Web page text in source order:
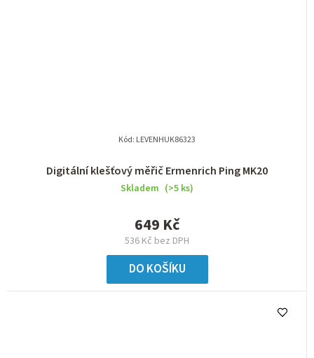
Digitální klešťový měřič Ermenrich Ping MK20
Skladem (>5 ks)
536 Kč bez DPH
649 Kč
DO KOŠÍKU
Kód: LEVENHUK86323